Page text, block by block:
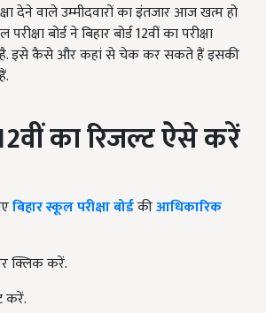
देने वाले उम्मीदवारों का इंतजार आज खत्म हो
बोर्ड ने बिहार बोर्ड 12वीं का परीक्षा
है. इसे कैसे और कहां से चेक कर सकते हैं इसकी
वीं का रिजल्ट ऐसे करें
बिहार स्कूल परीक्षा बोर्डकीआधिकारिक
क्लिक करें.
करें.